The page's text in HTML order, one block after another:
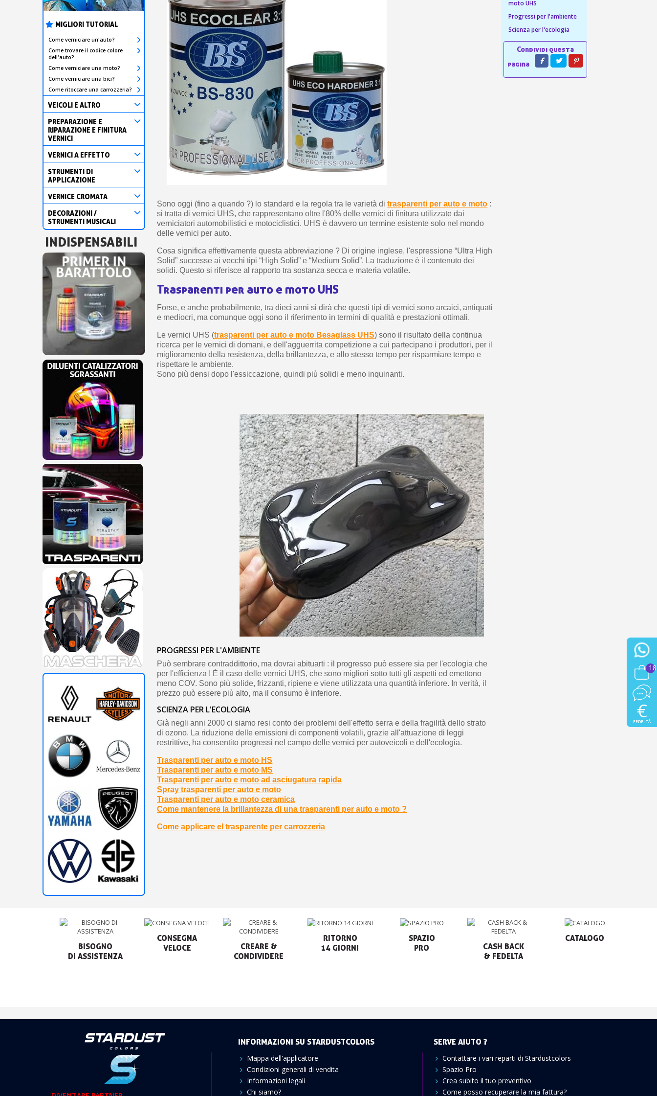
10€ di buono shopping per ogni referral
MIGLIORI TUTORIAL
Come verniciare un'auto?
Come trovare il codice colore
dell'auto?
Come verniciare una moto?
Come verniciare una bici?
Come ritoccare una carrozzeria?
VEICOLI E ALTRO
PREPARAZIONE E
RIPARAZIONE E FINITURA
VERNICI
VERNICI A EFFETTO
STRUMENTI DI
APPLICAZIONE
VERNICE CROMATA
DECORAZIONI /
STRUMENTI MUSICALI
INDISPENSABILI
Sono oggi (fino a quando ?) lo standard e la regola tra le varietà ditrasparenti per auto e moto :
si tratta di vernici UHS, che rappresentano oltre l'80% delle vernici di finitura utilizzate dai
verniciatori automobilistici e motociclistici. UHS è davvero un termine esistente solo nel mondo
delle vernici per auto.
Cosa significa effettivamente questa abbreviazione ? Di origine inglese, l'espressione “Ultra High
Solid” successe ai vecchi tipi “High Solid” e “Medium Solid”. La traduzione è il contenuto dei
solidi. Questo si riferisce al rapporto tra sostanza secca e materia volatile.
Trasparenti per auto e moto UHS
Forse, e anche probabilmente, tra dieci anni si dirà che questi tipi di vernici sono arcaici, antiquati
e mediocri, ma comunque oggi sono il riferimento in termini di qualità e prestazioni ottimali.
Le vernici UHS (trasparenti per auto e moto Besaglass UHS) sono il risultato della continua
ricerca per le vernici di domani, e dell'agguerrita competizione a cui partecipano i produttori, per il
miglioramento della resistenza, della brillantezza, e allo stesso tempo per risparmiare tempo e
rispettare le ambiente.
Sono più densi dopo l'essiccazione, quindi più solidi e meno inquinanti.
PROGRESSI PER L'AMBIENTE
Può sembrare contraddittorio, ma dovrai abituarti : il progresso può essere sia per l'ecologia che
per l'efficienza ! È il caso delle vernici UHS, che sono migliori sotto tutti gli aspetti ed emettono
meno COV. Sono più solide, frizzanti, ripiene e viene utilizzata una quantità inferiore. In verità, il
prezzo può essere più alto, ma il consumo è inferiore.
SCIENZA PER L'ECOLOGIA
Già negli anni 2000 ci siamo resi conto dei problemi dell'effetto serra e della fragilità dello strato
di ozono. La riduzione delle emissioni di componenti volatili, grazie all'attuazione di leggi
restrittive, ha consentito progressi nel campo delle vernici per autoveicoli e dell'ecologia.
Trasparenti per auto e moto HS
Trasparenti per auto e moto MS
Trasparenti per auto e moto ad asciugatura rapida
Spray trasparenti per auto e moto
Trasparenti per auto e moto ceramica
Come mantenere la brillantezza di una trasparenti per auto e moto ?
Come applicare el trasparente per carrozzeria
moto UHS
Progressi per l'ambiente
Scienza per l'ecologia
BISOGNO
CONSEGNA
VELOCE
CREARE &
CONDIVIDERE
RITORNO
14 GIORNI
SPAZIO
PRO
CASH BACK
& FEDELTA
CATALOGO
INFORMAZIONI SU STARDUSTCOLORS
Mappa dell'applicatore
Condizioni generali di vendita
Informazioni legali
Chi siamo?
SERVE AIUTO ?
Contattare i vari reparti di Stardustcolors
Spazio Pro
Crea subito il tuo preventivo
Come posso recuperare la mia fattura?
18
€
FEDELTÀ